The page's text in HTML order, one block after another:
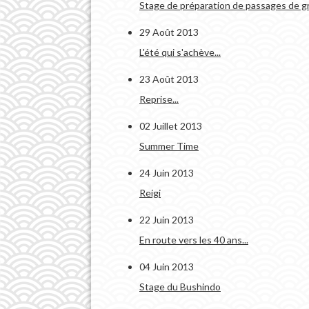
Stage de préparation de passages de
29 Août 2013
L'été qui s'achève...
23 Août 2013
Reprise...
02 Juillet 2013
Summer Time
24 Juin 2013
Reigi
22 Juin 2013
En route vers les 40 ans...
04 Juin 2013
Stage du Bushindo